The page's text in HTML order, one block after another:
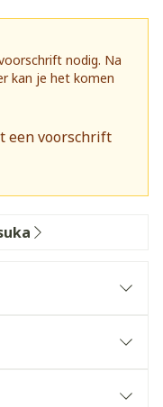
nodig. Na
kan je het komen
een voorschrift